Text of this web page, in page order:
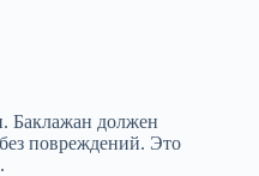
Баклажан должен
повреждений. Это